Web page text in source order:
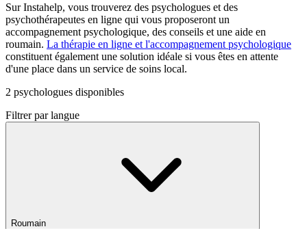
Sur Instahelp, vous trouverez des psychologues et des
psychothérapeutes en ligne qui vous proposeront un
accompagnement psychologique, des conseils et une aide en
roumain. La thérapie en ligne et l'accompagnement psychologique
constituent également une solution idéale si vous êtes en attente
d'une place dans un service de soins local.
2 psychologues disponibles
Filtrer par langue
Roumain